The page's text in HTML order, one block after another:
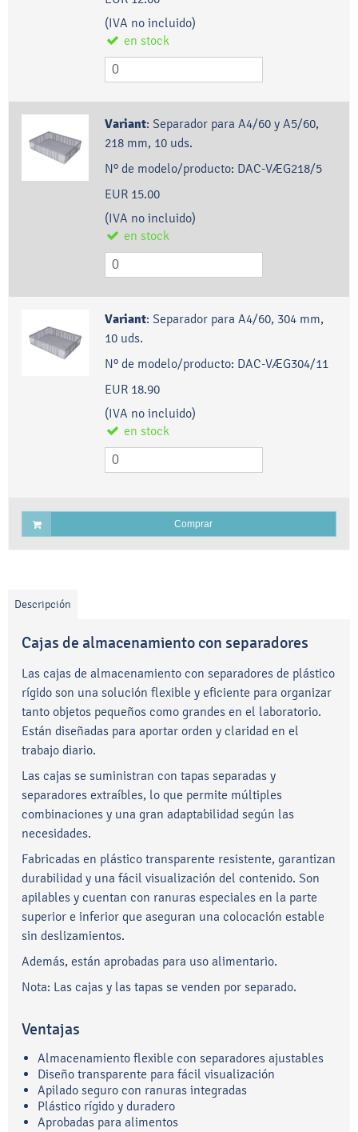
(IVA no incluido)
en stock
Variant: Separador para A4/60 y A5/60,
218 mm, 10 uds.
Nº de modelo/producto: DAC-VÆG218/5
EUR 15.00
(IVA no incluido)
en stock
Variant: Separador para A4/60, 304 mm,
10 uds.
Nº de modelo/producto: DAC-VÆG304/11
EUR 18.90
(IVA no incluido)
en stock
Comprar
Descripción
Cajas de almacenamiento con separadores
Las cajas de almacenamiento con separadores de plástico
rígido son una solución flexible y eficiente para organizar
tanto objetos pequeños como grandes en el laboratorio.
Están diseñadas para aportar orden y claridad en el
trabajo diario.
Las cajas se suministran con tapas separadas y
separadores extraíbles, lo que permite múltiples
combinaciones y una gran adaptabilidad según las
necesidades.
Fabricadas en plástico transparente resistente, garantizan
durabilidad y una fácil visualización del contenido. Son
apilables y cuentan con ranuras especiales en la parte
superior e inferior que aseguran una colocación estable
sin deslizamientos.
Además, están aprobadas para uso alimentario.
Nota: Las cajas y las tapas se venden por separado.
Ventajas
Almacenamiento flexible con separadores ajustables
Diseño transparente para fácil visualización
Apilado seguro con ranuras integradas
Plástico rígido y duradero
Aprobadas para alimentos